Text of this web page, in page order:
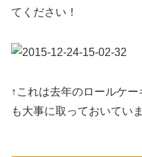
てください！
↑これは去年のロールケ
も大事に取っておいていま